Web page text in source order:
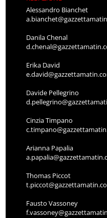
Alessandro Bianchet
Danila Chenal
Erika David
Davide Pellegrino
Cinzia Timpano
Arianna Papalia
Thomas Piccot
Fausto Vassoney